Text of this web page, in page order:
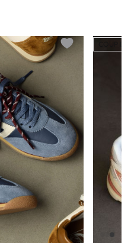
Add to wishlist